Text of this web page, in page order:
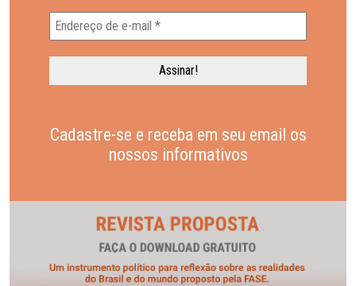
Cadastre-se e receba em seu email os
nossos informativos